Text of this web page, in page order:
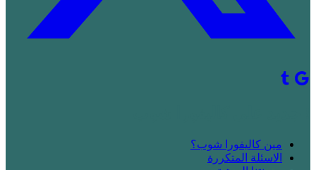
مين كاليفورا شوب؟
الاسئلة المتكررة